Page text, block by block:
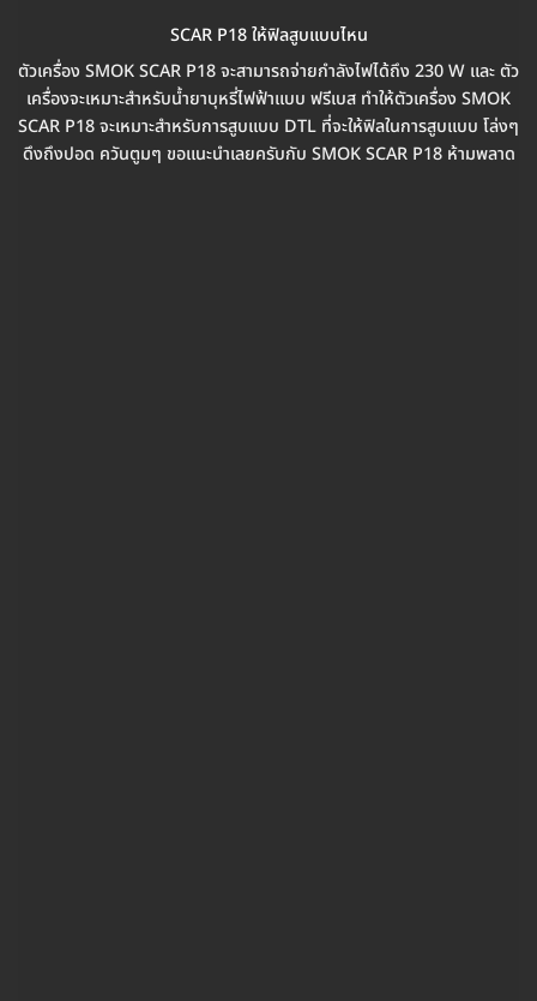
SCAR P18 ให้ฟิลสูบแบบไหน
ตัวเครื่อง SMOK SCAR P18 จะสามารถจ่ายกำลังไฟได้ถึง 230 W และ ตัว
เครื่องจะเหมาะสำหรับน้ำยาบุหรี่ไฟฟ้าแบบ ฟรีเบส ทำให้ตัวเครื่อง SMOK
SCAR P18 จะเหมาะสำหรับการสูบแบบ DTL ที่จะให้ฟิลในการสูบแบบ โล่งๆ
ดึงถึงปอด ควันตูมๆ ขอแนะนำเลยครับกับ SMOK SCAR P18 ห้ามพลาด